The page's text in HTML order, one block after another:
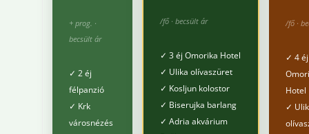
+ prog. ·
becsült ár
✓ 2 éj
félpanzió
✓ Krk
városnézés
/fő · becsült ár
✓ 3 éj Omorika Hotel
✓ Ulika olívaszüret
✓ Kosljun kolostor
✓ Biserujka barlang
✓ Adria akvárium
/fő ·
✓ 4 éj
Hotel
✓